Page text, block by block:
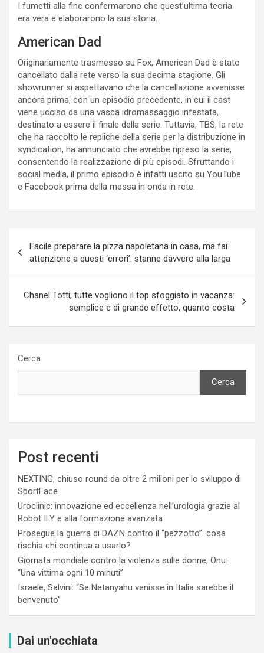
I fumetti alla fine confermarono che quest’ultima teoria
era vera e elaborarono la sua storia.
American Dad
Originariamente trasmesso su Fox, American Dad è stato
cancellato dalla rete verso la sua decima stagione. Gli
showrunner si aspettavano che la cancellazione avvenisse
ancora prima, con un episodio precedente, in cui il cast
viene ucciso da una vasca idromassaggio infestata,
destinato a essere il finale della serie. Tuttavia, TBS, la rete
che ha raccolto le repliche della serie per la distribuzione in
syndication, ha annunciato che avrebbe ripreso la serie,
consentendo la realizzazione di più episodi. Sfruttando i
social media, il primo episodio è infatti uscito su YouTube
e Facebook prima della messa in onda in rete.
articoli
Facile preparare la pizza napoletana in casa, ma fai
attenzione a questi ‘errori’: stanne davvero alla larga
Chanel Totti, tutte vogliono il top sfoggiato in vacanza:
semplice e di grande effetto, quanto costa
Cerca
Cerca
Post recenti
NEXTING, chiuso round da oltre 2 milioni per lo sviluppo di
SportFace
Uroclinic: innovazione ed eccellenza nell’urologia grazie al
Robot ILY e alla formazione avanzata
Prosegue la guerra di DAZN contro il “pezzotto”: cosa
rischia chi continua a usarlo?
Giornata mondiale contro la violenza sulle donne, Onu:
“Una vittima ogni 10 minuti”
Israele, Salvini: “Se Netanyahu venisse in Italia sarebbe il
benvenuto”
Dai un'occhiata